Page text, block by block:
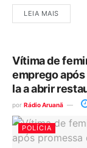
LEIA MAIS
Vítima de
emprego
la a abrir
por Rádio Aruanã
POLÍCIA